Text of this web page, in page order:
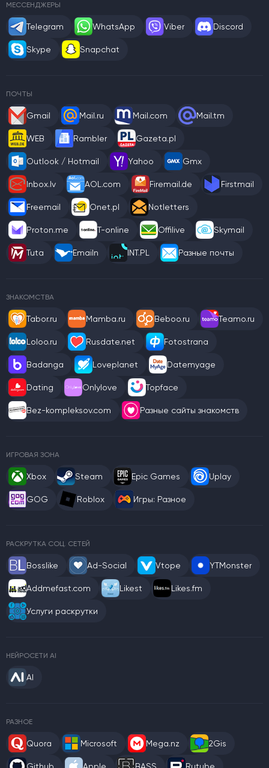
МЕССЕНДЖЕРЫ
Telegram WhatsApp Viber Discord
Skype Snapchat
ПОЧТЫ
Gmail Mail.ru Mail.com Mail.tm
WEB Rambler Gazeta.pl
Outlook / Hotmail Yahoo Gmx
Inbox.lv AOL.com Firemail.de Firstmail
Freemail Onet.pl Notletters
Proton.me T-online Offilive Skymail
Tuta Emailn INT.PL Разные почты
ЗНАКОМСТВА
Tabor.ru Mamba.ru Beboo.ru Teamo.ru
Loloo.ru Rusdate.net Fotostrana
Badanga Loveplanet Datemyage
Dating Onlylove Topface
Bez-kompleksov.com Разные сайты знакомств
ИГРОВАЯ ЗОНА
Xbox Steam Epic Games Uplay
GOG Roblox Игры: Разное
РАСКРУТКА СОЦ. СЕТЕЙ
Bosslike Ad-Social Vtope YTMonster
Addmefast.com Likest Likes.fm
Услуги раскрутки
НЕЙРОСЕТИ AI
AI
РАЗНОЕ
Quora Microsoft Mega.nz 2Gis